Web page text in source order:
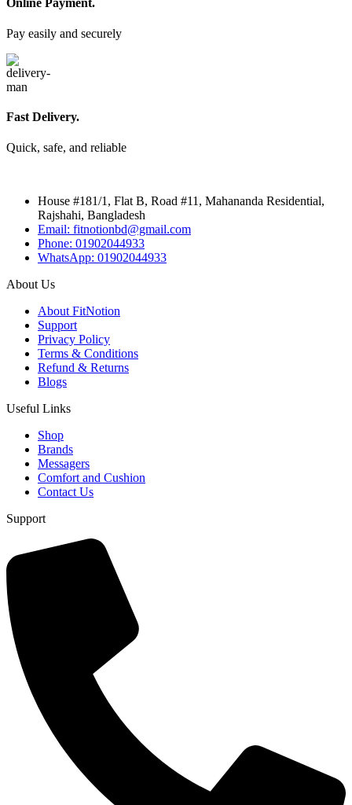
Online Payment.
Pay easily and securely
Fast Delivery.
Quick, safe, and reliable
House #181/1, Flat B, Road #11, Mahananda Residential,
Rajshahi, Bangladesh
Email: fitnotionbd@gmail.com
Phone: 01902044933
WhatsApp: 01902044933
About Us
About FitNotion
Support
Privacy Policy
Terms & Conditions
Refund & Returns
Blogs
Useful Links
Shop
Brands
Messagers
Comfort and Cushion
Contact Us
Support